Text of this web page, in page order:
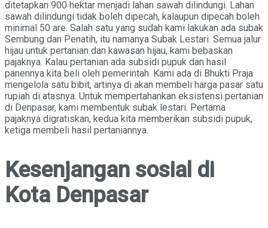
ditetapkan 900 hektar menjadi lahan sawah dilindungi. Lahan
sawah dilindungi tidak boleh dipecah, kalaupun dipecah boleh
minimal 50 are. Salah satu yang sudah kami lakukan ada subak
Sembung dan Penatih, itu namanya Subak Lestari. Semua jalur
hijau untuk pertanian dan kawasan hijau, kami bebaskan
pajaknya. Kalau pertanian ada subsidi pupuk dan hasil
panennya kita beli oleh pemerintah. Kami ada di Bhukti Praja
mengelola satu bibit, artinya di akan membeli harga pasar satu
rupiah di atasnya. Untuk mempertahankan eksistensi pertanian
di Denpasar, kami membentuk subak lestari. Pertama
pajaknya digratiskan, kedua kita memberikan subsidi pupuk,
ketiga membeli hasil pertaniannya.
Kesenjangan sosial di
Kota Denpasar